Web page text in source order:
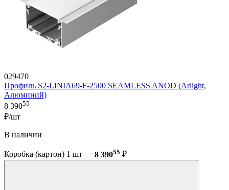
029470
Профиль S2-LINIA69-F-2500 SEAMLESS ANOD (Arlight,
Алюминий)
8 39055
₽/шт
В наличии
Коробка (картон) 1 шт — 8 39055 ₽